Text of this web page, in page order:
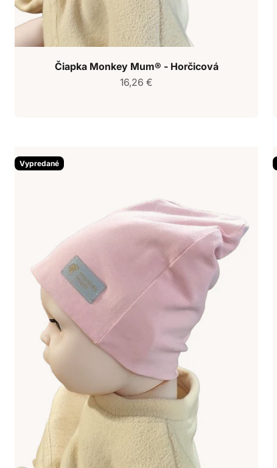
Čiapka Monkey Mum® - Horčicová
Predajná cena
16,26 €
Vypredané